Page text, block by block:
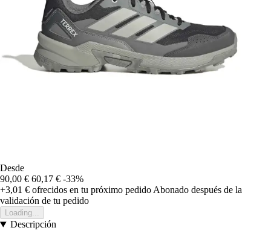
Desde
90,00 € 60,17 € -33%
+3,01 € ofrecidos en tu próximo pedidoAbonado después de la
validación de tu pedido
Loading...
Descripción